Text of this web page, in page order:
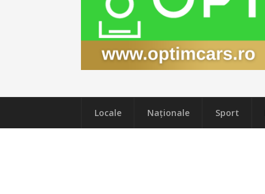
Locale Naţionale Sport